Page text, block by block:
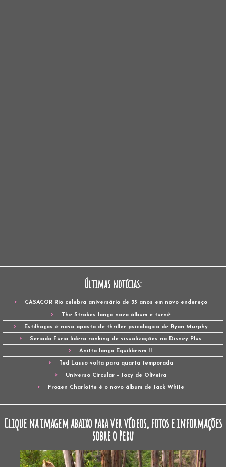
Últimas notícias:
CASACOR Rio celebra aniversário de 35 anos em novo endereço
The Strokes lança novo álbum e turnê
Estilhaços é nova aposta de thriller psicológico de Ryan Murphy
Seriado Fúria lidera ranking de visualizações na Disney Plus
Anitta lança Equilibrivm II
Ted Lasso volta para quarta temporada
Universo Circular – Jocy de Oliveira
Frozen Charlotte é o novo álbum de Jack White
Clique na imagem abaixo para ver vídeos, fotos e informações
sobre o Peru